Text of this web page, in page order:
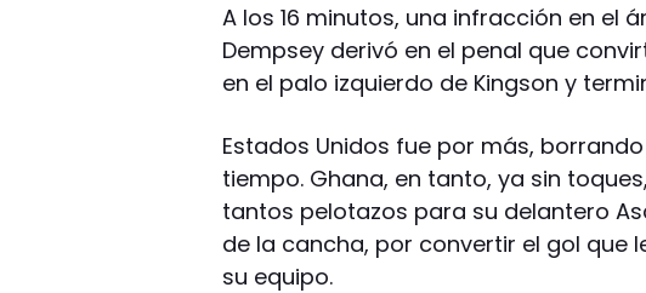
A los 16 minutos, una infracción en el
Dempsey derivó en el penal que
en el palo izquierdo de Kingson y
Estados Unidos fue por más,
tiempo. Ghana, en tanto, ya sin
tantos pelotazos para su delantero
de la cancha, por convertir el gol que
su equipo.